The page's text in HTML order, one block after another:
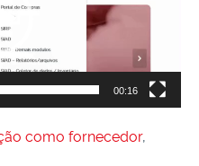
00:16
como fornecedor,